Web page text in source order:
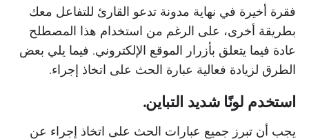
فقرة أخيرة في نهاية مدونة تدعو القارئ للتفاعل معك
بطريقة أخرى، على الرغم من استخدام هذا المصطلح
عادة فيما يتعلق بأزرار الموقع الإلكتروني. فيما يلي بعض
الطرق لزيادة فعالية عبارة الحث على اتخاذ إجراء.
استخدم لونًا شديد التباين.
يجب أن تبرز جميع عبارات الحث على اتخاذ إجراء عن